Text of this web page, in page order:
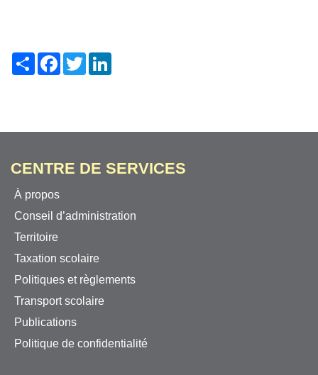
ShareFacebook
Twitter
CENTRE DE SERVICES
À propos
Conseil d’administration
Territoire
Taxation scolaire
Politiques et règlements
Transport scolaire
Publications
Politique de confidentialité